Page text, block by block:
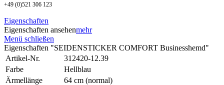
+49 (0)521 306 123
Eigenschaften
Eigenschaften ansehenmehr
Menü schließen
Eigenschaften "SEIDENSTICKER COMFORT Businesshemd"
Artikel-Nr.
312420-12.39
Farbe
Hellblau
Ärmellänge
64 cm (normal)